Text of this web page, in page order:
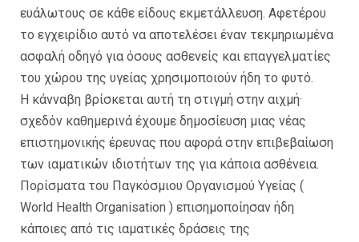
ευάλωτους σε κάθε είδους εκμετάλλευση. Αφετέρου
το εγχειρίδιο αυτό να αποτελέσει έναν τεκμηριωμένα
ασφαλή οδηγό για όσους ασθενείς και επαγγελματίες
του χώρου της υγείας χρησιμοποιούν ήδη το φυτό.
Η κάνναβη βρίσκεται αυτή τη στιγμή στην αιχμή·
σχεδόν καθημερινά έχουμε δημοσίευση μιας νέας
επιστημονικής έρευνας που αφορά στην επιβεβαίωση
των ιαματικών ιδιοτήτων της για κάποια ασθένεια.
Πορίσματα του Παγκόσμιου Οργανισμού Υγείας (
World Health Organisation ) επισημοποίησαν ήδη
κάποιες από τις ιαματικές δράσεις της